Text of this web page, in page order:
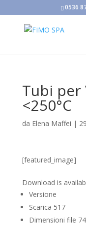
0536
Tubi per
<250°C
da Elena Maffei |
[featured_image]
Download is
Versione
Scarica 517
Dimensioni file